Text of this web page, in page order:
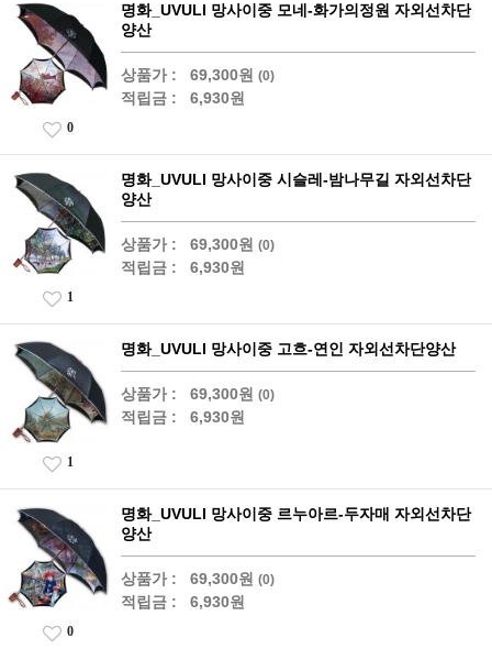
명화_UVULI 망사이중 모네-화가의정원 자외선차단
양산
상품가 : 69,300원 (0)
적립금 : 6,930원
0
명화_UVULI 망사이중 시슬레-밤나무길 자외선차단
양산
상품가 : 69,300원 (0)
적립금 : 6,930원
1
명화_UVULI 망사이중 고흐-연인 자외선차단양산
상품가 : 69,300원 (0)
적립금 : 6,930원
1
명화_UVULI 망사이중 르누아르-두자매 자외선차단
양산
상품가 : 69,300원 (0)
적립금 : 6,930원
0